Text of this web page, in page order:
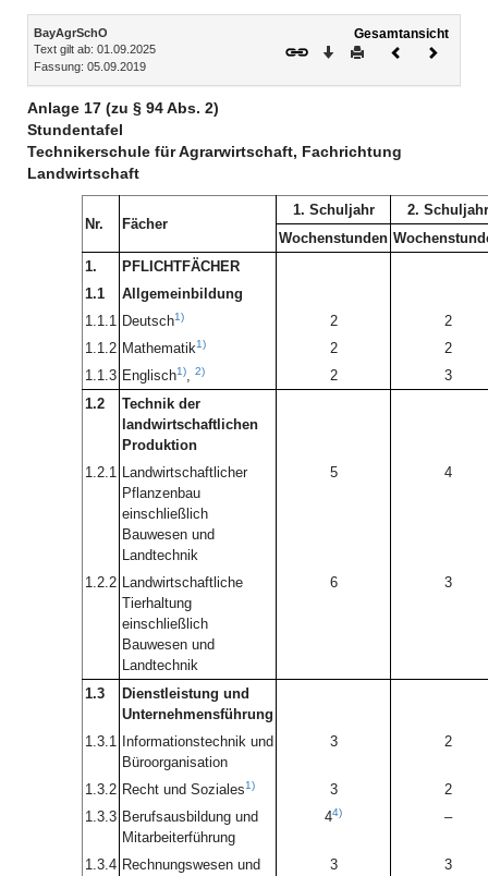
Inhalt
BayAgrSchO
Text gilt ab: 01.09.2025
Fassung: 05.09.2019
Gesamtansicht
Download
DruckenVorheriges
Anlage 17 (zu § 94 Abs. 2)
Stundentafel
Technikerschule für Agrarwirtschaft, Fachrichtung
Landwirtschaft
Nr. Fächer
1. Schuljahr
2. Schuljahr
Wochenstunden
1.
PFLICHTFÄCHER
1.1
Allgemeinbildung
1.1.1 Deutsch1) 2
2
1.1.2 Mathematik1) 2
2
1.1.3 Englisch1), 2) 2
3
1.2
Technik der
landwirtschaftlichen
Produktion
1.2.1 Landwirtschaftlicher
Pflanzenbau
einschließlich
Bauwesen und
Landtechnik
5 4
1.2.2 Landwirtschaftliche
Tierhaltung
einschließlich
Bauwesen und
Landtechnik
6 3
1.3
Dienstleistung und
Unternehmensführung
1.3.1 Informationstechnik und
Büroorganisation
3 2
1.3.2 Recht und Soziales1) 3
2
1.3.3 Berufsausbildung und
Mitarbeiterführung
44) –
1.3.4 Rechnungswesen und
3 3